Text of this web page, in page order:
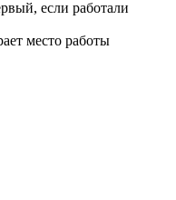
если работали
место работы